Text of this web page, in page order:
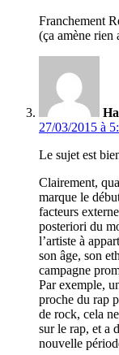
Franchement
(ça amène rien
27/03/2015 à
Le sujet est
Clairement,
marque le
facteurs
posteriori du
l’artiste à
son âge, son
campagne
Par exemple,
proche du rap
de rock, cela
sur le rap, et a
nouvelle